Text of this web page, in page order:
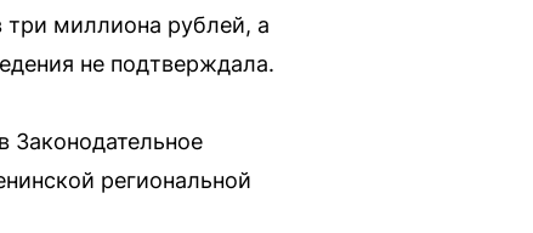
три миллиона рублей, а
не подтверждала.
Законодательное
региональной